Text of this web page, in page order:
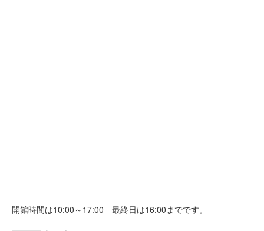
開館時間は10:00～17:00 最終日は16:00までです。